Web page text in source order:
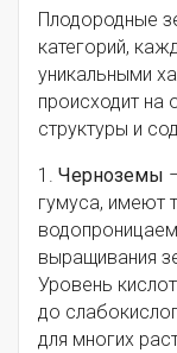
Плодородные
категорий,
уникальными
происходит на
структуры и
1. Черноземы
гумуса, имеют
выращивания
Уровень
до
для многих